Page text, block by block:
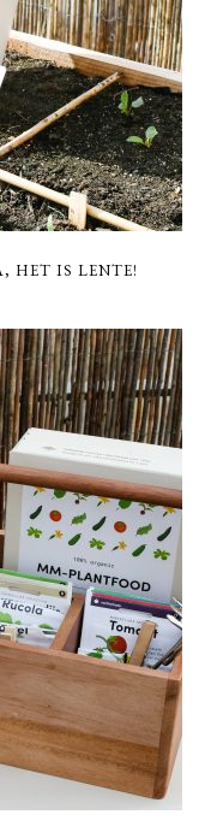
HET IS LENTE!